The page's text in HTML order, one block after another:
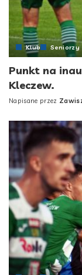
Klub Seniorzy
Punkt na
Kleczew.
Posted
Napisane przez